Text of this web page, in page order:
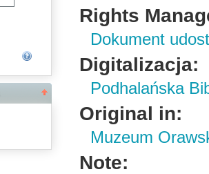
Rights
Dokument
Digitalizacja:
Podhalańska
Original in:
Muzeum
Note: